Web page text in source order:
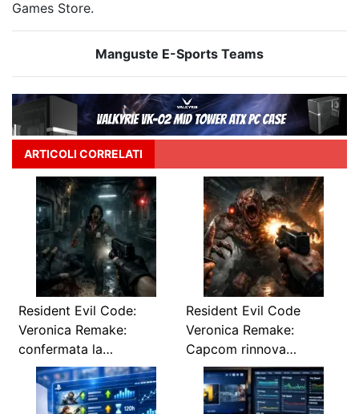
Games Store.
Manguste E-Sports Teams
ARTICOLI CORRELATI
Resident Evil Code:
Veronica Remake:
confermata la…
Resident Evil Code
Veronica Remake:
Capcom rinnova…